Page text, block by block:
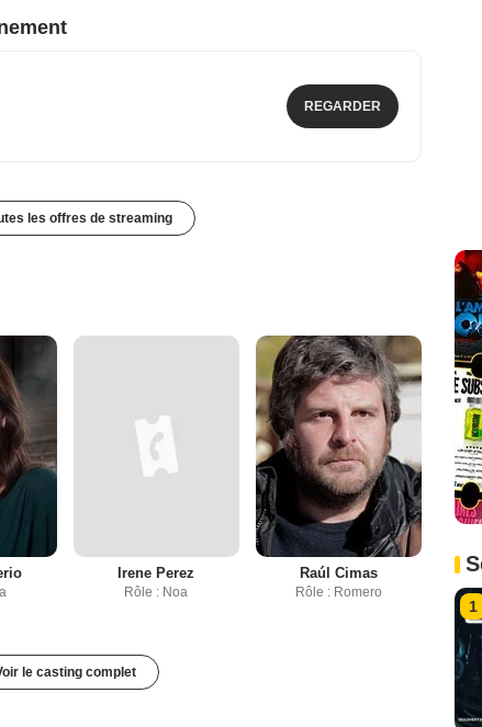
REGARDER
les offres de streaming
Irene Perez
Rôle : Noa
Raúl Cimas
Rôle : Romero
le casting complet
1